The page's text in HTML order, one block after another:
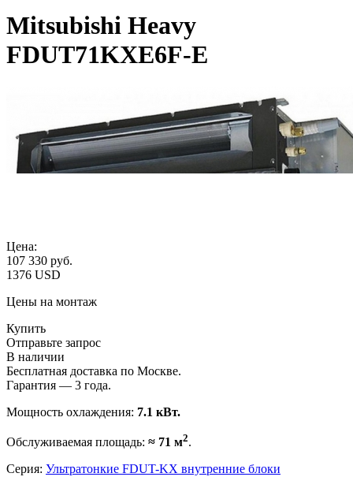
Mitsubishi Heavy
FDUT71KXE6F-E
Цена:
107 330 руб.
1376 USD
Цены на монтаж
Купить
Отправьте запрос
В наличии
Бесплатная доставка по Москве.
Гарантия — 3 года.
Мощность охлаждения: 7.1 кВт.
Обслуживаемая площадь: ≈ 71 м2.
Серия: Ультратонкие FDUT-KX внутренние блоки